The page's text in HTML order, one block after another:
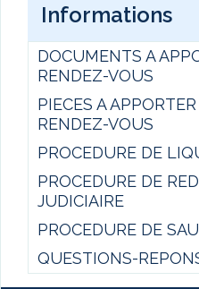
Informations
DOCUMENTS A
RENDEZ-VOUS
PIECES A
RENDEZ-VOUS
PROCEDURE DE
PROCEDURE DE
JUDICIAIRE
PROCEDURE DE
QUESTIONS-